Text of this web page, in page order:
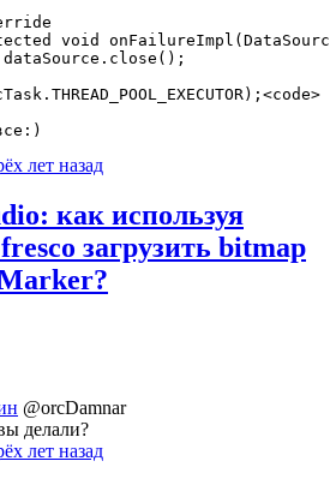
void
лет назад
как используя
загрузить bitmap
@orcDamnar
делали?
лет назад